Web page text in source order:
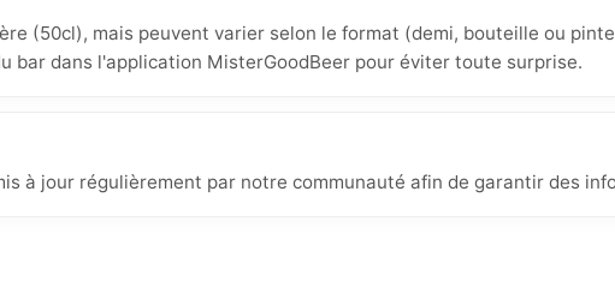
(50cl), mais peuvent varier selon le format (demi, bouteille ou
bar dans l'application MisterGoodBeer pour éviter toute surprise.
à jour régulièrement par notre communauté afin de garantir des